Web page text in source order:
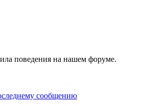
поведения на нашем форуме.
сообщению